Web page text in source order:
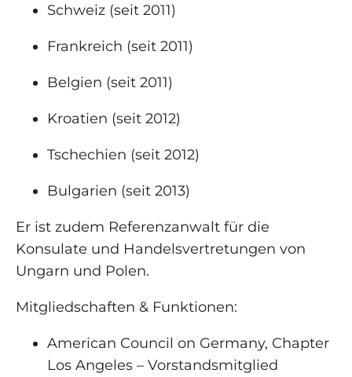
Schweiz (seit 2011)
Frankreich (seit 2011)
Belgien (seit 2011)
Kroatien (seit 2012)
Tschechien (seit 2012)
Bulgarien (seit 2013)
Er ist zudem Referenzanwalt für die
Konsulate und Handelsvertretungen von
Ungarn und Polen.
Mitgliedschaften & Funktionen:
American Council on Germany, Chapter
Los Angeles – Vorstandsmitglied